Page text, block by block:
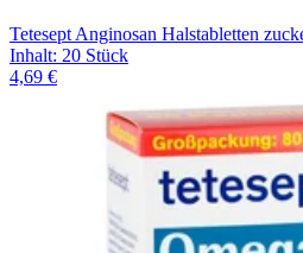
Tetesept Anginosan Halstabletten
Inhalt: 20 Stück
4,69 €